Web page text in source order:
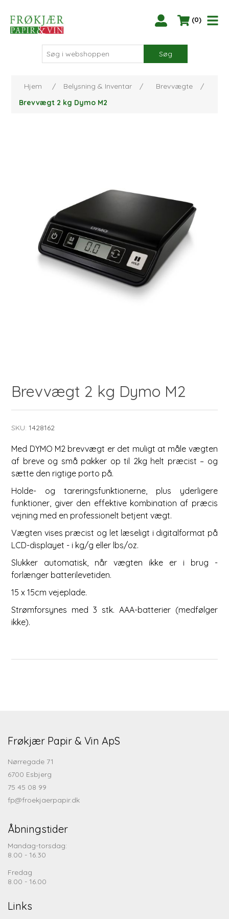
(0)
Søg
Hjem / Belysning & Inventar / Brevvægte
/
Brevvægt 2 kg Dymo M2
Brevvægt 2 kg Dymo M2
SKU: 1428162
Med DYMO M2 brevvægt er det muligt at måle vægten
af breve og små pakker op til 2kg helt præcist – og
sætte den rigtige porto på.
Holde- og tareringsfunktionerne, plus yderligere
funktioner, giver den effektive kombination af præcis
vejning med en professionelt betjent vægt.
Vægten vises præcist og let læseligt i digitalformat på
LCD-displayet - i kg/g eller lbs/oz.
Slukker automatisk, når vægten ikke er i brug -
forlænger batterilevetiden.
15 x 15cm vejeplade.
Strømforsynes med 3 stk. AAA-batterier (medfølger
ikke).
Frøkjær Papir & Vin ApS
Nørregade 71
6700 Esbjerg
75 45 08 99
fp@froekjaerpapir.dk
Åbningstider
Mandag-torsdag:
8.00 - 16.30
Fredag
8.00 - 16.00
Links